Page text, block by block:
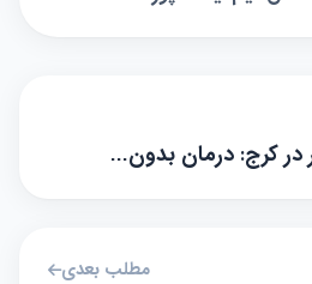
مطلب بعدی